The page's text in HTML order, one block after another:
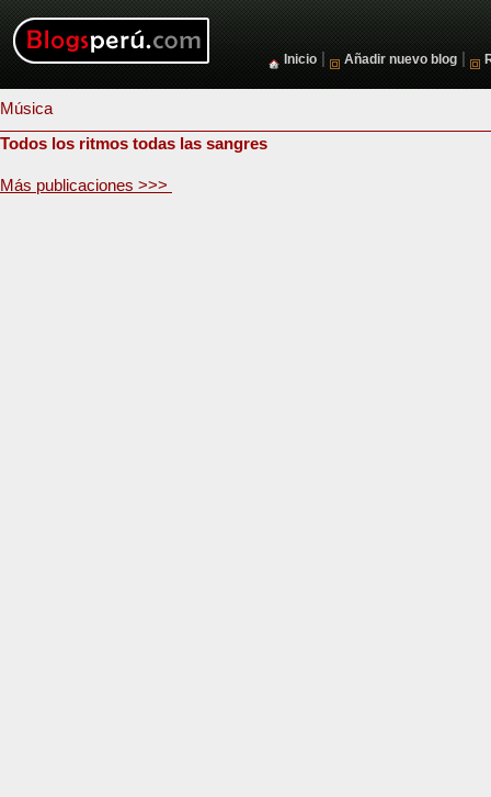
Inicio Añadir nuevo blog
Música
Todos los ritmos todas las sangres
Más publicaciones >>>